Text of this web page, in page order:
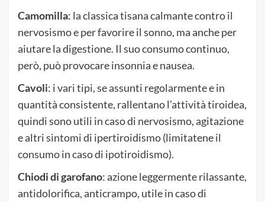
Camomilla: la classica tisana calmante contro il
nervosismo e per favorire il sonno, ma anche per
aiutare la digestione. Il suo consumo continuo,
però, può provocare insonnia e nausea.
Cavoli: i vari tipi, se assunti regolarmente e in
quantità consistente, rallentano l’attività tiroidea,
quindi sono utili in caso di nervosismo, agitazione
e altri sintomi di ipertiroidismo (limitatene il
consumo in caso di ipotiroidismo).
Chiodi di garofano: azione leggermente rilassante,
antidolorifica, anticrampo, utile in caso di